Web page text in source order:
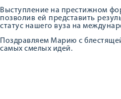
Выступление на престижном
позволив ей представить
статус нашего вуза на
Поздравляем Марию с
самых смелых идей.